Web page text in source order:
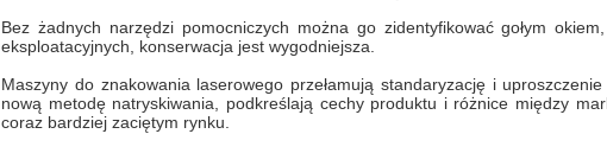
Bez żadnych narzędzi pomocniczych można go zidentyfikować gołym
eksploatacyjnych, konserwacja jest wygodniejsza.
Maszyny do znakowania laserowego przełamują standaryzację i
nową metodę natryskiwania, podkreślają cechy produktu i różnice między
coraz bardziej zaciętym rynku.